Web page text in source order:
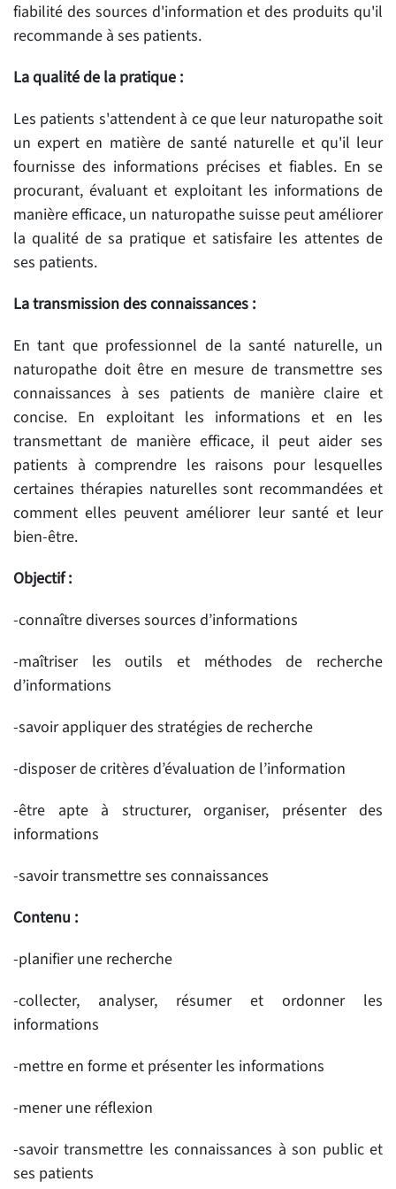
fiabilité des sources d'information et des produits qu'il
recommande à ses patients.
La qualité de la pratique :
Les patients s'attendent à ce que leur naturopathe soit
un expert en matière de santé naturelle et qu'il leur
fournisse des informations précises et fiables. En se
procurant, évaluant et exploitant les informations de
manière efficace, un naturopathe suisse peut améliorer
la qualité de sa pratique et satisfaire les attentes de
ses patients.
La transmission des connaissances :
En tant que professionnel de la santé naturelle, un
naturopathe doit être en mesure de transmettre ses
connaissances à ses patients de manière claire et
concise. En exploitant les informations et en les
transmettant de manière efficace, il peut aider ses
patients à comprendre les raisons pour lesquelles
certaines thérapies naturelles sont recommandées et
comment elles peuvent améliorer leur santé et leur
bien-être.
Objectif :
-connaître diverses sources d’informations
-maîtriser les outils et méthodes de recherche
d’informations
-savoir appliquer des stratégies de recherche
-disposer de critères d’évaluation de l’information
-être apte à structurer, organiser, présenter des
informations
-savoir transmettre ses connaissances
Contenu :
-planifier une recherche
-collecter, analyser, résumer et ordonner les
informations
-mettre en forme et présenter les informations
-mener une réflexion
-savoir transmettre les connaissances à son public et
ses patients